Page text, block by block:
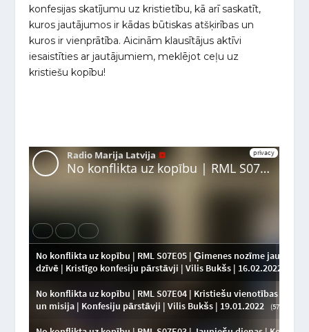
konfesijas skatījumu uz kristietību, kā arī saskatīt,
kuros jautājumos ir kādas būtiskas atšķirības un
kuros ir vienprātība. Aicinām klausītājus aktīvi
iesaistīties ar jautājumiem, meklējot ceļu uz
kristiešu kopību!